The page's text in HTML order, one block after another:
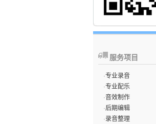
服务项目
·专业录音
·专业配乐
·音效制作
·后期编辑
·录音整理